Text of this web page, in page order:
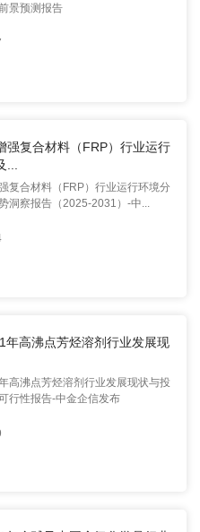
景预测报告
强复合材料（FRP）行业运行
复合材料（FRP）行业运行环境分
洞察报告（2025-2031）-中...
年高沸点芳烃溶剂行业发展现
高沸点芳烃溶剂行业发展现状与投
行性报告-中金企信发布